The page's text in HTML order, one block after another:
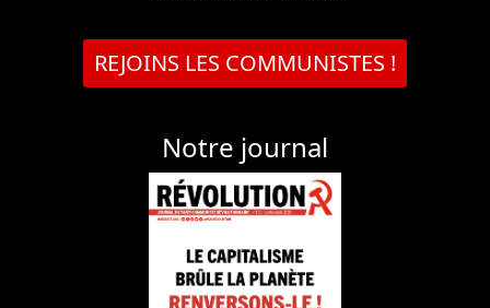
REJOINS LES COMMUNISTES !
Notre journal